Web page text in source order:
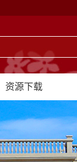
资源下载